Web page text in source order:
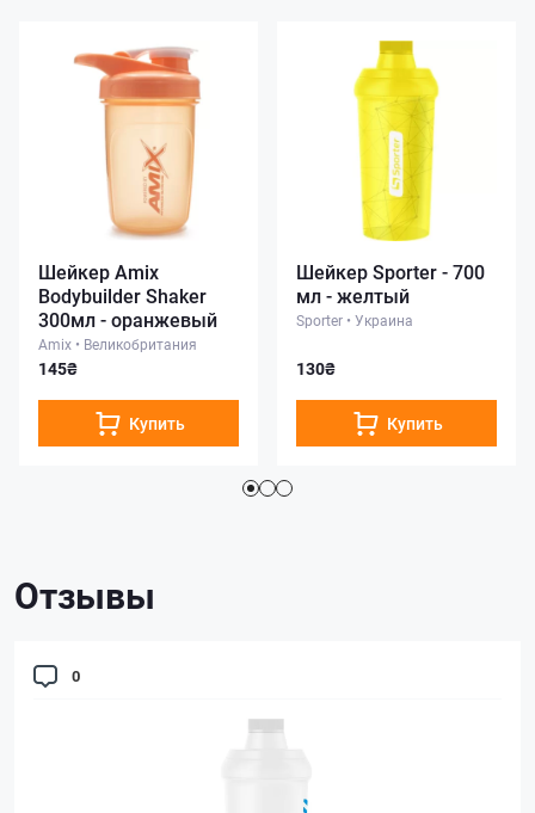
Шейкер Amix
Bodybuilder Shaker
300мл - оранжевый
Amix • Великобритания
145₴
Купить
Шейкер Sporter - 700
мл - желтый
Sporter • Украина
130₴
Купить
Отзывы
0